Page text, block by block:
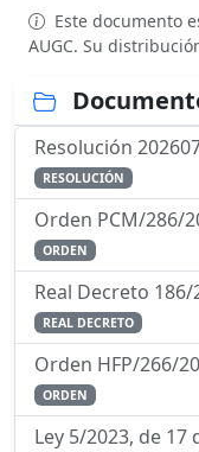
Este documento
AUGC. Su
RESOLUCIÓN
ORDEN
REAL DECRETO
ORDEN